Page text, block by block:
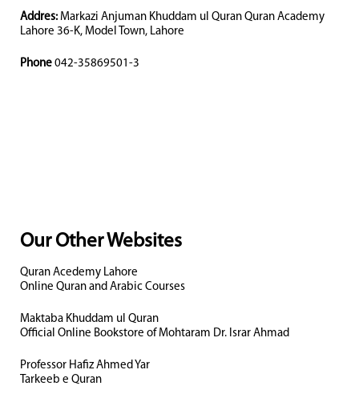
Addres: Markazi Anjuman Khuddam ul Quran Quran Academy
Lahore 36-K, Model Town, Lahore
Phone 042-35869501-3
Our Other Websites
Quran Acedemy Lahore
Online Quran and Arabic Courses
Maktaba Khuddam ul Quran
Official Online Bookstore of Mohtaram Dr. Israr Ahmad
Professor Hafiz Ahmed Yar
Tarkeeb e Quran